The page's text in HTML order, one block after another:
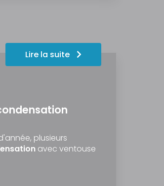
plusieurs
avec ventouse
Lire la suite